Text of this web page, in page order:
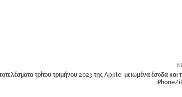
τρίτου τριμήνου 2023 της Apple: μειωμένα έσοδα και
iPhone/